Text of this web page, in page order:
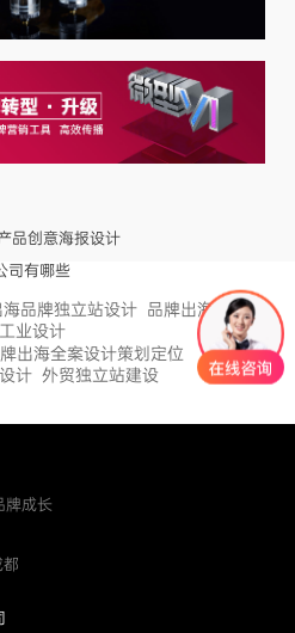
品创意海报设计
司有哪些
海品牌独立站设计 品牌出海
业设计
出海全案设计策划定位
计 外贸独立站建设
牌成长